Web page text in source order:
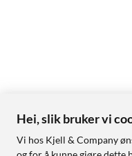
Hei, slik bruker vi
Vi hos Kjell & Company